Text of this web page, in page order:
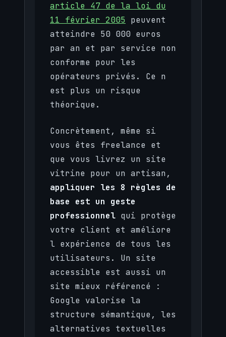
article 47 de la loi du
11 février 2005 peuvent
atteindre 50 000 euros
par an et par service non
conforme pour les
opérateurs privés. Ce n
est plus un risque
théorique.
Concrètement, même si
vous êtes freelance et
que vous livrez un site
vitrine pour un artisan,
appliquer les 8 règles de
base est un geste
professionnel qui protège
votre client et améliore
l expérience de tous les
utilisateurs. Un site
accessible est aussi un
site mieux référencé :
Google valorise la
structure sémantique, les
alternatives textuelles